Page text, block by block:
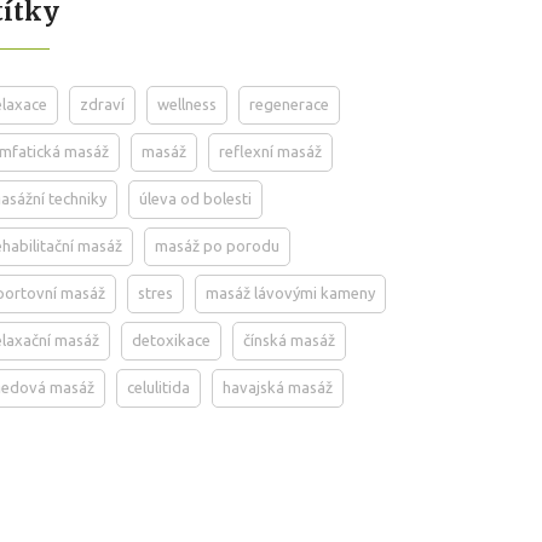
zdraví wellness regenerace
masáž masáž reflexní masáž
techniky úleva od bolesti
masáž masáž po porodu
masáž stres masáž lávovými kameny
masáž detoxikace čínská masáž
masáž celulitida havajská masáž